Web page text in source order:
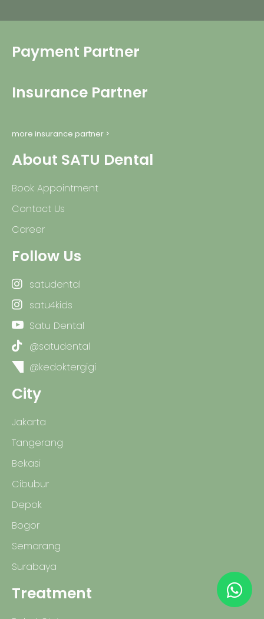
Payment Partner
Insurance Partner
more insurance partner >
About SATU Dental
Book Appointment
Contact Us
Career
Follow Us
satudental
satu4kids
Satu Dental
@satudental
@kedoktergigi
City
Jakarta
Tangerang
Bekasi
Cibubur
Depok
Bogor
Semarang
Surabaya
Treatment